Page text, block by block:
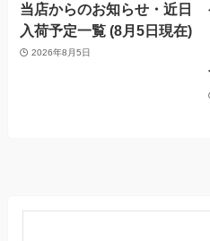
当店からのお知らせ・近日
入荷予定一覧 (8月5日現在)
2026年8月5日